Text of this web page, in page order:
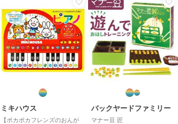
ミキハウス
【ポカポカフレンズのおんが
バックヤードファミリー
マナー豆 匠